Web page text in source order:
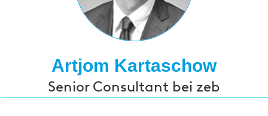
Artjom Kartaschow
Senior Consultant bei zeb